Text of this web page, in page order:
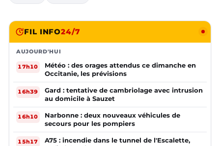
FIL INFO24/7
AUJOURD'HUI
17h10
Météo : des orages attendus ce dimanche en
Occitanie, les prévisions
16h39
Gard : tentative de cambriolage avec intrusion
au domicile à Sauzet
16h10
Narbonne : deux nouveaux véhicules de
secours pour les pompiers
15h17
A75 : incendie dans le tunnel de l'Escalette,